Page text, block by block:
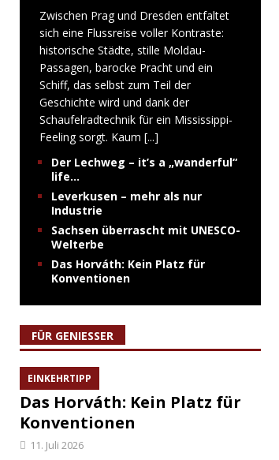
Zwischen Prag und Dresden entfaltet
sich eine Flussreise voller Kontraste:
historische Städte, stille Moldau-
Passagen, barocke Pracht und ein
Schiff, das selbst zum Teil der
Geschichte wird und dank der
Schaufelradtechnik für ein Mississippi-
Feeling sorgt. Kaum [...]
Der Lechweg – it’s a „wanderful“
life…
Leverkusen – mehr als nur
Industrie
Sachsen überrascht mit UNESCO-
Welterbe
Das Horváth: Kein Platz für
Konventionen
FÜR GENIESSER
EINKEHRTIPP
Das Horváth: Kein Platz für
Konventionen
11. Juli 2026